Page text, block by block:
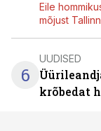
Eile
mõjust
6
UUDISED
krõbedat